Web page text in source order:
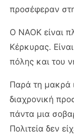
προσέφεραν
Ο ΝΑΟΚ είναι
Κέρκυρας.
πόλης και του
Παρά τη μακρά
διαχρονική
πάντα μια
Πολιτεία δεν